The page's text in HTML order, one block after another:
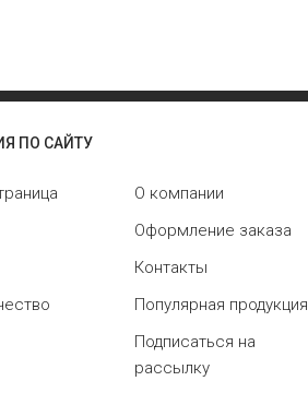
ПО САЙТУ
О компании
Оформление заказа
Контакты
Популярная продукция
Подписаться на
рассылку